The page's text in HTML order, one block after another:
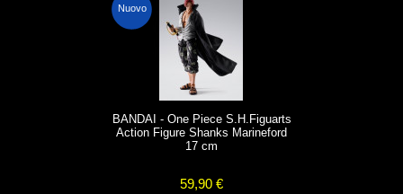
Nuovo
BANDAI - One Piece S.H.Figuarts
Action Figure Shanks Marineford
17 cm
59,90 €